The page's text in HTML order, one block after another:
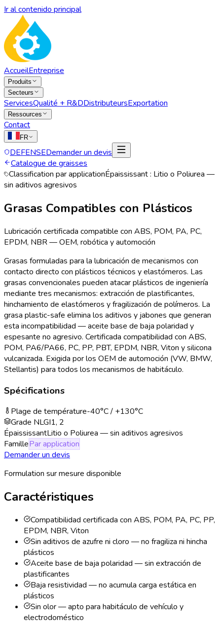
Ir al contenido principal
AccueilEntreprise
Produits
Secteurs
ServicesQualité + R&DDistributeursExportation
Ressources
Contact
FR
DEFENSEDemander un devis
Catalogue de graisses
Classification par applicationÉpaississant : Litio o Poliurea —
sin aditivos agresivos
Grasas Compatibles con Plásticos
Lubricación certificada compatible con ABS, POM, PA, PC,
EPDM, NBR — OEM, robótica y automoción
Grasas formuladas para la lubricación de mecanismos con
contacto directo con plásticos técnicos y elastómeros. Las
grasas convencionales pueden atacar plásticos de ingeniería
mediante tres mecanismos: extracción de plastificantes,
hinchamiento de elastómeros y fragilización de polímeros. La
grasa plastic-safe elimina los aditivos y jabones que generan
esta incompatibilidad — aceite base de baja polaridad y
espesante no agresivo. Certificada compatibilidad con ABS,
POM, PA6/PA66, PC, PP, PBT, EPDM, NBR, Viton y silicona
vulcanizada. Exigida por los OEM de automoción (VW, BMW,
Stellantis) para todos los mecanismos de habitáculo.
Spécifications
Plage de température-40°C / +130°C
Grade NLGI1, 2
ÉpaississantLitio o Poliurea — sin aditivos agresivos
FamillePar application
Demander un devis
Formulation sur mesure disponible
Caractéristiques
Compatibilidad certificada con ABS, POM, PA, PC, PP,
EPDM, NBR, Viton
Sin aditivos de azufre ni cloro — no fragiliza ni hincha
plásticos
Aceite base de baja polaridad — sin extracción de
plastificantes
Baja resistividad — no acumula carga estática en
plásticos
Sin olor — apto para habitáculo de vehículo y
electrodoméstico